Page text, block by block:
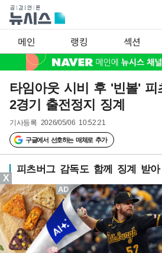
메인 랭킹 섹션
타임아웃 시비 후 '빈볼' 피
2경기 출전정지 징계
기사등록 2026/05/06 10:52:21
구글에서 선호하는 매체로 추가
피츠버그 감독도 함께 징계 받아
X